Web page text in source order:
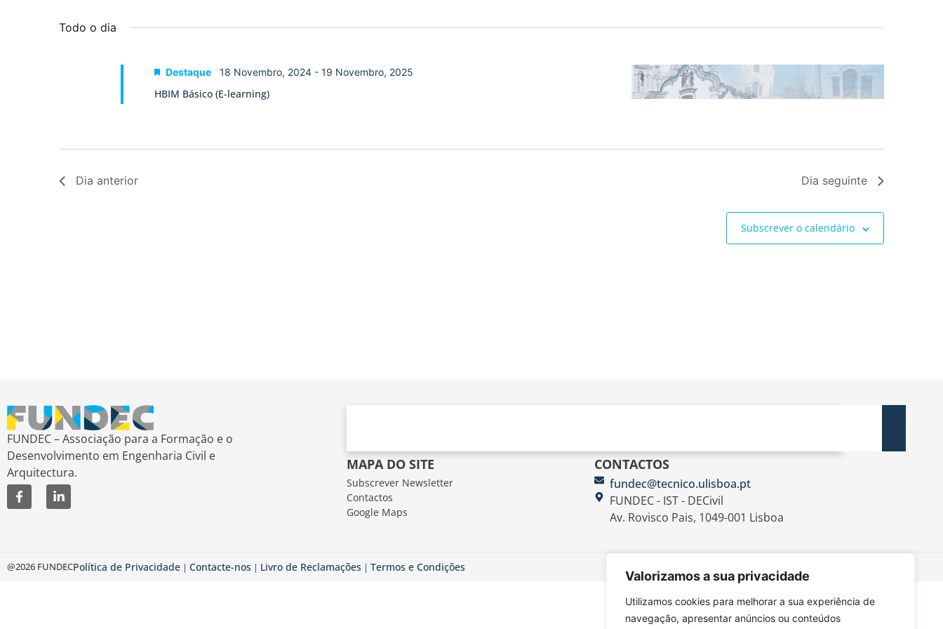
Valorizamos a sua privacidade
Utilizamos cookies para melhorar a sua experiência de
navegação, apresentar anúncios ou conteúdos
visualização
Eventos
data.
Todo o dia
HBIM Básico (E-learning)
Destaque 18 Novembro, 2024- 19 Novembro, 2025
Dia anterior Dia seguinte
Subscrever o calendário
FUNDEC – Associação para a Formação e o
Desenvolvimento em Engenharia Civil e
Arquitectura.
MAPA DO SITE
Subscrever Newsletter
Contactos
Google Maps
CONTACTOS
fundec@tecnico.ulisboa.pt
FUNDEC - IST - DECivil
Av. Rovisco Pais, 1049-001 Lisboa
@2026 FUNDECPolítica de Privacidade | Contacte-nos | Livro de Reclamações | Termos e Condições